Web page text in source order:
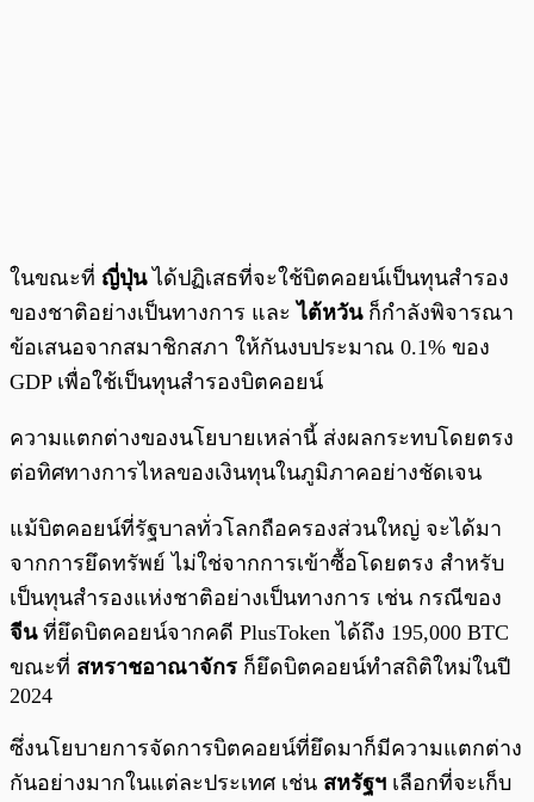
ในขณะที่ ญี่ปุ่นได้ปฏิเสธที่จะใช้บิตคอยน์เป็นทุนสำรอง
ของชาติอย่างเป็นทางการ และ ไต้หวันก็กำลังพิจารณา
ข้อเสนอจากสมาชิกสภา ให้กันงบประมาณ 0.1% ของ
GDP เพื่อใช้เป็นทุนสำรองบิตคอยน์
ความแตกต่างของนโยบายเหล่านี้ ส่งผลกระทบโดยตรง
ต่อทิศทางการไหลของเงินทุนในภูมิภาคอย่างชัดเจน
แม้บิตคอยน์ที่รัฐบาลทั่วโลกถือครองส่วนใหญ่ จะได้มา
จากการยึดทรัพย์ ไม่ใช่จากการเข้าซื้อโดยตรง สำหรับ
เป็นทุนสำรองแห่งชาติอย่างเป็นทางการ เช่น กรณีของ
จีนที่ยึดบิตคอยน์จากคดี PlusToken ได้ถึง 195,000 BTC
ขณะที่ สหราชอาณาจักร ก็ยึดบิตคอยน์ทำสถิติใหม่ในปี
2024
ซึ่งนโยบายการจัดการบิตคอยน์ที่ยึดมาก็มีความแตกต่าง
กันอย่างมากในแต่ละประเทศ เช่น สหรัฐฯ เลือกที่จะเก็บ